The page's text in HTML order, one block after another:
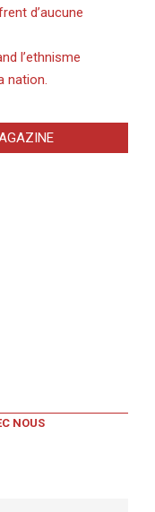
d’aucune
l’ethnisme
nation.
NOUS